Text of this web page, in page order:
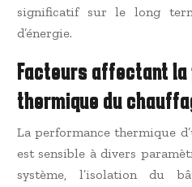
significatif sur le long
d’énergie.
Facteurs affectant
thermique du
La performance thermique
est sensible à divers
système, l’isolation du